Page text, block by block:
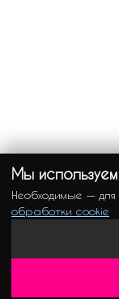
Мы
Необходимые —
обработки cookie